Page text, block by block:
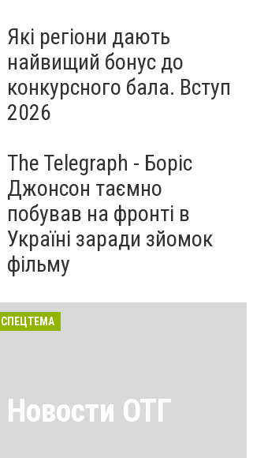
Які регіони дають
найвищий бонус до
конкурсного бала. Вступ
2026
The Telegraph - Боріс
Джонсон таємно
побував на фронті в
Україні заради зйомок
фільму
СПЕЦТЕМА
Новости ОТГ